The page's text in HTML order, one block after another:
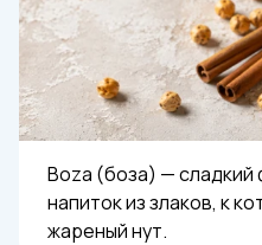
Boza (боза) —
напиток из злаков, к
жареный нут.